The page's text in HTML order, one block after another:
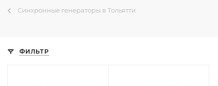
Синхронные генераторы в Тольятти
ФИЛЬТР